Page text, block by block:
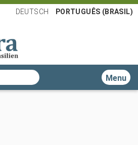
DEUTSCH PORTUGUÊS (BRASIL)
Toggle